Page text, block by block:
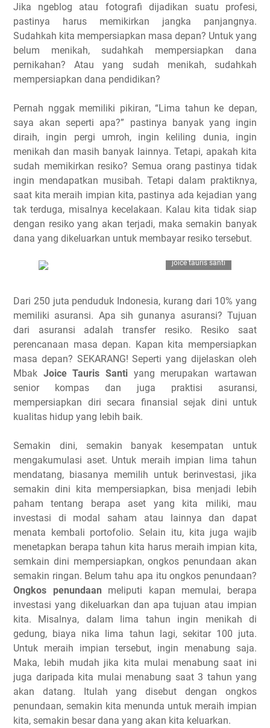
Jika ngeblog atau fotografi dijadikan suatu profesi,
pastinya harus memikirkan jangka panjangnya.
Sudahkah kita mempersiapkan masa depan? Untuk yang
belum menikah, sudahkah mempersiapkan dana
pernikahan? Atau yang sudah menikah, sudahkah
mempersiapkan dana pendidikan?
Pernah nggak memiliki pikiran, “Lima tahun ke depan,
saya akan seperti apa?” pastinya banyak yang ingin
diraih, ingin pergi umroh, ingin keliling dunia, ingin
menikah dan masih banyak lainnya. Tetapi, apakah kita
sudah memikirkan resiko? Semua orang pastinya tidak
ingin mendapatkan musibah. Tetapi dalam praktiknya,
saat kita meraih impian kita, pastinya ada kejadian yang
tak terduga, misalnya kecelakaan. Kalau kita tidak siap
dengan resiko yang akan terjadi, maka semakin banyak
dana yang dikeluarkan untuk membayar resiko tersebut.
joice tauris santi
Dari 250 juta penduduk Indonesia, kurang dari 10% yang
memiliki asuransi. Apa sih gunanya asuransi? Tujuan
dari asuransi adalah transfer resiko. Resiko saat
perencanaan masa depan. Kapan kita mempersiapkan
masa depan? SEKARANG! Seperti yang dijelaskan oleh
Mbak Joice Tauris Santi yang merupakan wartawan
senior kompas dan juga praktisi asuransi,
mempersiapkan diri secara finansial sejak dini untuk
kualitas hidup yang lebih baik.
Semakin dini, semakin banyak kesempatan untuk
mengakumulasi aset. Untuk meraih impian lima tahun
mendatang, biasanya memilih untuk berinvestasi, jika
semakin dini kita mempersiapkan, bisa menjadi lebih
paham tentang berapa aset yang kita miliki, mau
investasi di modal saham atau lainnya dan dapat
menata kembali portofolio. Selain itu, kita juga wajib
menetapkan berapa tahun kita harus meraih impian kita,
semkain dini mempersiapkan, ongkos penundaan akan
semakin ringan. Belum tahu apa itu ongkos penundaan?
Ongkos penundaan meliputi kapan memulai, berapa
investasi yang dikeluarkan dan apa tujuan atau impian
kita. Misalnya, dalam lima tahun ingin menikah di
gedung, biaya nika lima tahun lagi, sekitar 100 juta.
Untuk meraih impian tersebut, ingin menabung saja.
Maka, lebih mudah jika kita mulai menabung saat ini
juga daripada kita mulai menabung saat 3 tahun yang
akan datang. Itulah yang disebut dengan ongkos
penundaan, semakin kita menunda untuk meraih impian
kita, semakin besar dana yang akan kita keluarkan.